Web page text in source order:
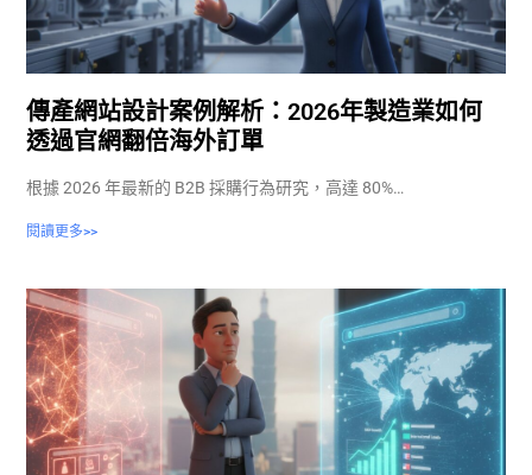
傳產網站設計案例解析：2026年製造業如何
透過官網翻倍海外訂單
根據 2026 年最新的 B2B 採購行為研究，高達 80%…
閱讀更多>>